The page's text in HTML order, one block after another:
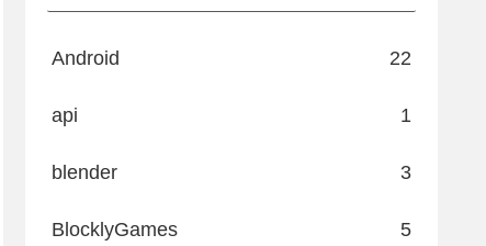
Android 22
api 1
blender 3
BlocklyGames 5